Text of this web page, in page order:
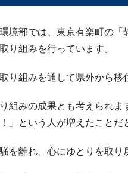
境部では、東京有楽町の
り組みを行っています。
り組みを通して県外から移
組みの成果とも考えられ
」という人が増えたことだ
を離れ、心にゆとりを取